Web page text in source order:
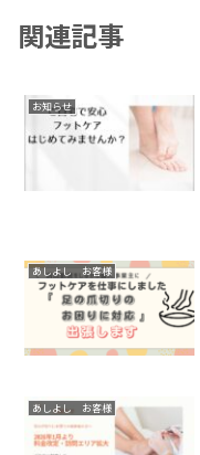
関連記事
お知らせ
あしよし お客様
あしよし お客様